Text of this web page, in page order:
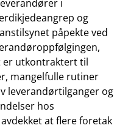
i
og
påpekte ved
er utkontraktert til
mangelfulle rutiner
leverandørtilganger og
hos
at flere foretak